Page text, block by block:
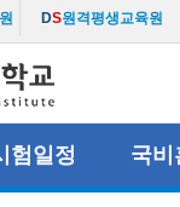
DS원격평생교육원
험일정 국비